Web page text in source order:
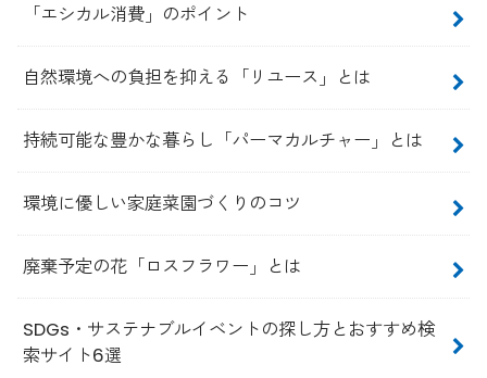
「エシカル消費」のポイント
自然環境への負担を抑える「リユース」とは
持続可能な豊かな暮らし「パーマカルチャー」とは
環境に優しい家庭菜園づくりのコツ
廃棄予定の花「ロスフラワー」とは
SDGs・サステナブルイベントの探し方とおすすめ検
索サイト6選